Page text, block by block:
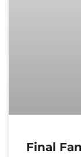
Final